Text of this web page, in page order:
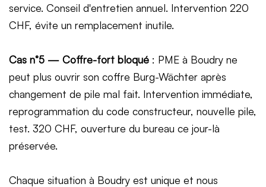
service. Conseil d'entretien annuel. Intervention 220
CHF, évite un remplacement inutile.
Cas n°5 — Coffre-fort bloqué : PME à Boudry ne
peut plus ouvrir son coffre Burg-Wächter après
changement de pile mal fait. Intervention immédiate,
reprogrammation du code constructeur, nouvelle pile,
test. 320 CHF, ouverture du bureau ce jour-là
préservée.
Chaque situation à Boudry est unique et nous